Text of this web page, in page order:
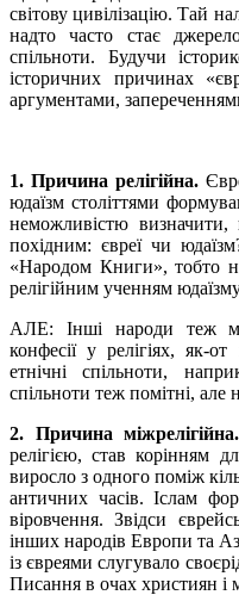
світову цивілізацію. Тай
надто часто стає
спільноти. Будучи
історичних причинах
аргументами,
1. Причина релігійна.
юдаїзм століттями
неможливістю
похідним: євреї чи
«Народом Книги», тобто
релігійним ученням
АЛЕ: Інші народи теж
конфесії у релігіях, як-
етнічні спільноти,
спільноти теж помітні, але
2. Причина міжрелігійна.
релігією, став корінням
виросло з одного поміж
античних часів. Іслам
віровчення. Звідси
інших народів Европи та
із євреями слугувало
Писання в очах християн і